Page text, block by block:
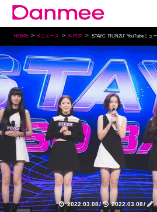
HOME Kニュース K-POP STAYC ‘RUN2U’ YouTubeミュ
2022.03.08/ 2022.03.08/